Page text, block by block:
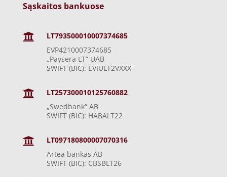
Sąskaitos bankuose

LT793500010007374685
EVP4210007374685
„Paysera LT“ UAB
SWIFT (BIC): EVIULT2VXXX

LT257300010125760882
„Swedbank“ AB
SWIFT (BIC): HABALT22

LT097180800007070316
Artea bankas AB
SWIFT (BIC): CBSBLT26